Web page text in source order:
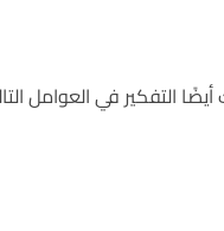
التفكير في العوامل